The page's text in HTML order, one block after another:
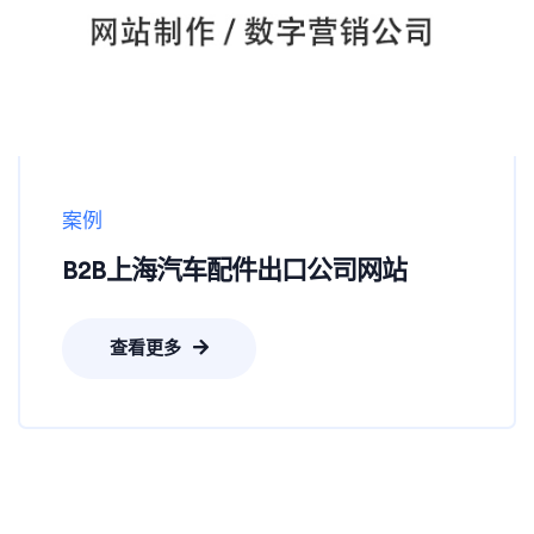
案例
B2B上海汽车配件出口公司网站
查看更多